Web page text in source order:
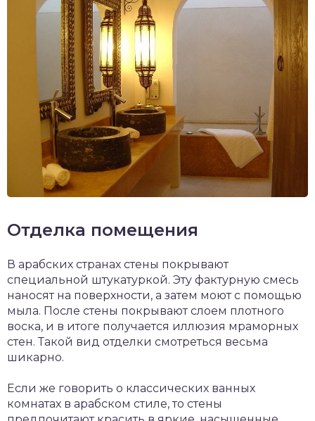
Отделка помещения
В арабских странах стены покрывают
специальной штукатуркой. Эту фактурную смесь
наносят на поверхности, а затем моют с помощью
мыла. После стены покрывают слоем плотного
воска, и в итоге получается иллюзия мраморных
стен. Такой вид отделки смотреться весьма
шикарно.
Если же говорить о классических ванных
комнатах в арабском стиле, то стены